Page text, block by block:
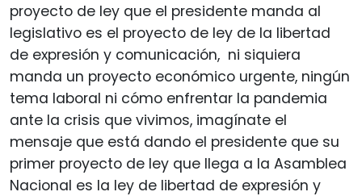
proyecto de ley que el presidente manda al
legislativo es el proyecto de ley de la libertad
de expresión y comunicación, ni siquiera
manda un proyecto económico urgente, ningún
tema laboral ni cómo enfrentar la pandemia
ante la crisis que vivimos, imagínate el
mensaje que está dando el presidente que su
primer proyecto de ley que llega a la Asamblea
Nacional es la ley de libertad de expresión y